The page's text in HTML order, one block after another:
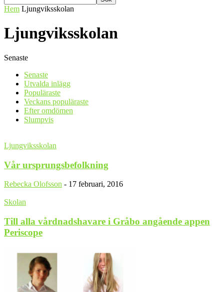
Hem Ljungviksskolan
Ljungviksskolan
Senaste
Senaste
Utvalda inlägg
Populäraste
Veckans populäraste
Efter omdömen
Slumpvis
Ljungviksskolan
Vår ursprungsbefolkning
Rebecka Olofsson - 17 februari, 2016
Skolan
Till alla vårdnadshavare i Gråbo angående appen
Periscope